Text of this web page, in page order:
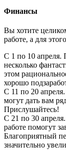
Финансы
Вы хотите
работе, а для
С 1 по 10 апреля.
несколько
этом
хорошо
С 11 по 20
могут дать вам
Прислушайтесь!
С 21 по 30
работе помогут
Благоприятный
значительно